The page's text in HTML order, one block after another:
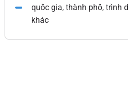
quốc gia, thành phố, trình
khác